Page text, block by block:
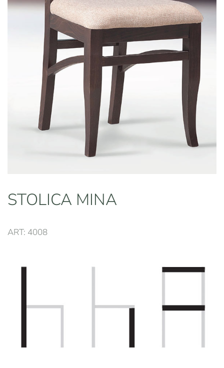
STOLICA MINA
ART: 4008